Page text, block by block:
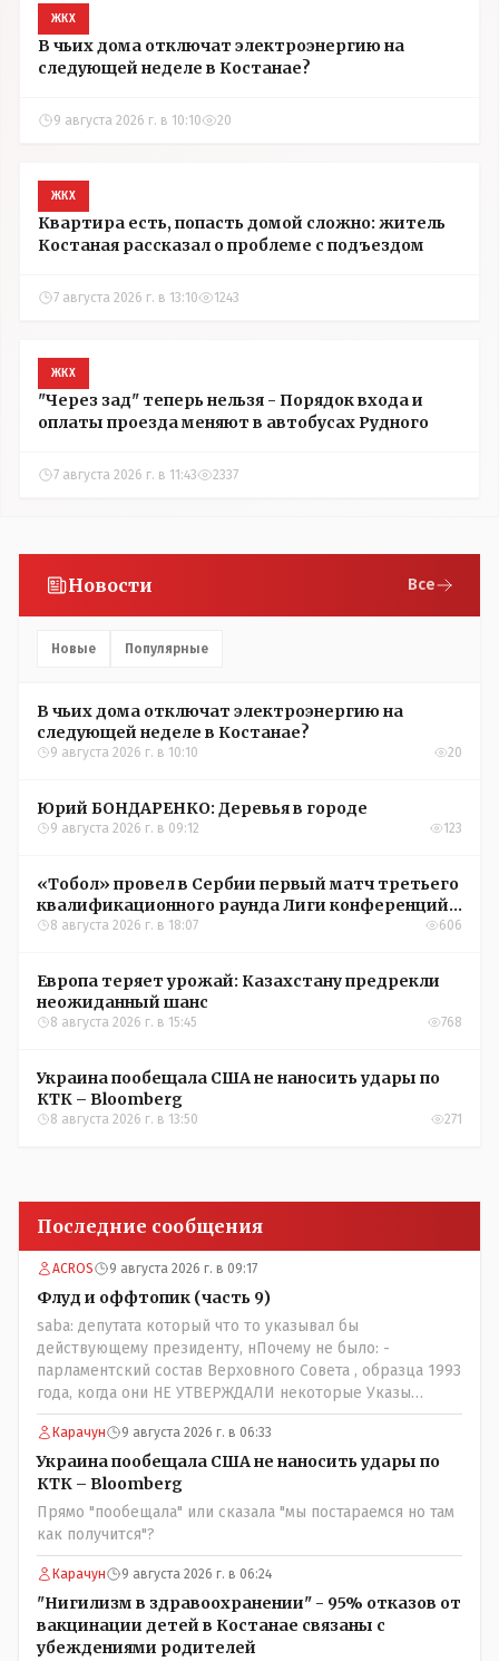
ЖКХ
В чьих дома отключат электроэнергию на
следующей неделе в Костанае?
9 августа 2026 г. в 10:10 20
ЖКХ
Квартира есть, попасть домой сложно: житель
Костаная рассказал о проблеме с подъездом
7 августа 2026 г. в 13:10 1243
ЖКХ
"Через зад" теперь нельзя - Порядок входа и
оплаты проезда меняют в автобусах Рудного
7 августа 2026 г. в 11:43 2337
Новости Все
Новые Популярные
В чьих дома отключат электроэнергию на
следующей неделе в Костанае?
9 августа 2026 г. в 10:10 20
Юрий БОНДАРЕНКО: Деревья в городе
9 августа 2026 г. в 09:12 123
«Тобол» провел в Сербии первый матч третьего
квалификационного раунда Лиги конференций
УЕФА
8 августа 2026 г. в 18:07 606
Европа теряет урожай: Казахстану предрекли
неожиданный шанс
8 августа 2026 г. в 15:45 768
Украина пообещала США не наносить удары по
КТК – Bloomberg
8 августа 2026 г. в 13:50 271
Последние сообщения
ACROS 9 августа 2026 г. в 09:17
Флуд и оффтопик (часть 9)
saba: депутата который что то указывал бы
действующему президенту, нПочему не было: -
парламентский состав Верховного Совета , образца 1993
года, когда они НЕ УТВЕРЖДАЛИ некоторые Указы
Назарбаева, особенно в части выборов и перевыборов и
некоторых вопросах внутренней политики, и тогда
Назарбай волевым Указом РАСПУСТИЛ этот бунтарский
состав. Имя - Серикболсын Абдильдин вам знакомо -
юывший секретарь ЦК КП Казахстана , впоследствии -
депутат Верховного Совета и Мажлиса и Председатель
партии коммунстов- он в то время и после и причём
НЕОДНОКРАТНО, указывал и многократно на недостатки
Назарбая и предлагал ему самому ДОБРОВОЛЬНО уйти с
поста Президента.
Карачун 9 августа 2026 г. в 06:33
Украина пообещала США не наносить удары по
КТК – Bloomberg
Прямо "пообещала" или сказала "мы постараемся но там
как получится"?
Карачун 9 августа 2026 г. в 06:24
"Нигилизм в здравоохранении" - 95% отказов от
вакцинации детей в Костанае связаны с
убеждениями родителей